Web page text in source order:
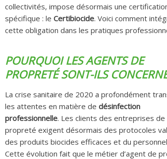
collectivités, impose désormais une
spécifique : le Certibiocide. Voici comment
cette obligation dans les pratiques
POURQUOI LES AGENTS DE
PROPRETÉ SONT-ILS
La crise sanitaire de 2020 a profondément
les attentes en matière de désinfection
professionnelle. Les clients des entreprises de
propreté exigent désormais des protocoles
des produits biocides efficaces et du
Cette évolution fait que le métier d’agent de